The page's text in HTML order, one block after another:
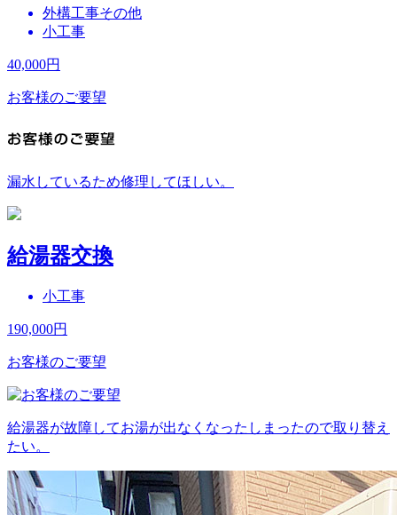
外構工事その他
小工事
40,000円
お客様のご要望
漏水しているため修理してほしい。
給湯器交換
小工事
190,000円
お客様のご要望
給湯器が故障してお湯が出なくなったしまったので取り替え
たい。